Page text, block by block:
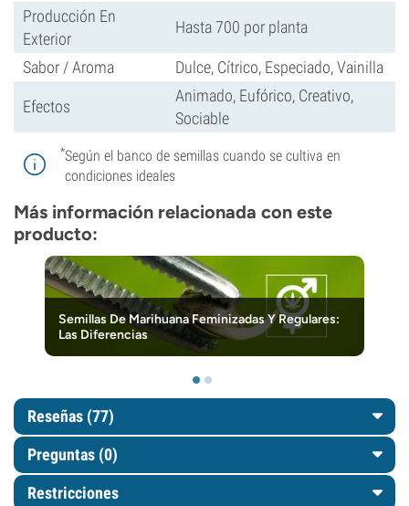
Producción En
Exterior
Hasta 700 por planta
Sabor / Aroma Dulce, Cítrico, Especiado, Vainilla
Efectos
Animado, Eufórico, Creativo,
Sociable
*Según el banco de semillas cuando se cultiva en
condiciones ideales
Más información relacionada con este
producto:
Semillas De Marihuana Feminizadas Y Regulares:
Las Diferencias
Reseñas (77)
Preguntas (0)
Restricciones